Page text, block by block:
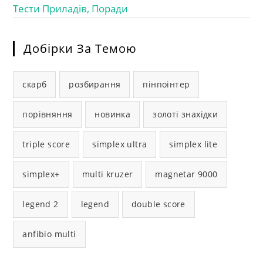
Тести Приладів, Поради
Добірки За Темою
скарб розбирання пінпоінтер
порівняння новинка золоті знахідки
triple score simplex ultra simplex lite
simplex+ multi kruzer magnetar 9000
legend 2 legend double score
anfibio multi